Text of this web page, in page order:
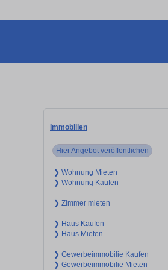
Immobilien
Hier Angebot veröffentlichen
❯ Wohnung Mieten
❯ Wohnung Kaufen
❯ Zimmer mieten
❯ Haus Kaufen
❯ Haus Mieten
❯ Gewerbeimmobilie Kaufen
❯ Gewerbeimmobilie Mieten